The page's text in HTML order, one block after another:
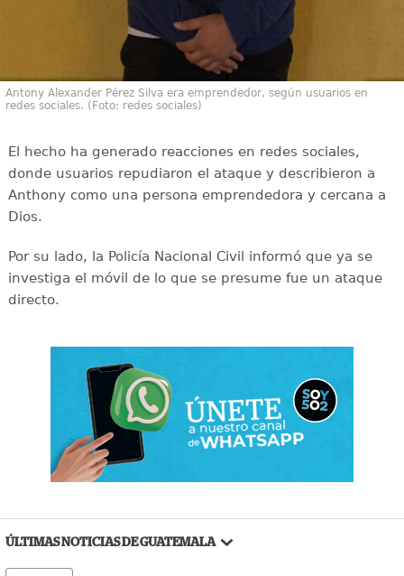
Antony Alexander Pérez Silva era emprendedor, según usuarios en
redes sociales. (Foto: redes sociales)
El hecho ha generado reacciones en redes sociales,
donde usuarios repudiaron el ataque y describieron a
Anthony como una persona emprendedora y cercana a
Dios.
Por su lado, la Policía Nacional Civil informó que ya se
investiga el móvil de lo que se presume fue un ataque
directo.
ÚLTIMAS NOTICIAS DE GUATEMALA